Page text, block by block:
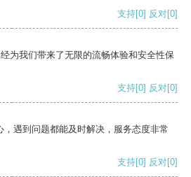
支持[0] 反对[0]
为我们带来了无限的流畅体验和安全性保
支持[0] 反对[0]
遇到问题都能及时解决，服务态度非常
支持[0] 反对[0]